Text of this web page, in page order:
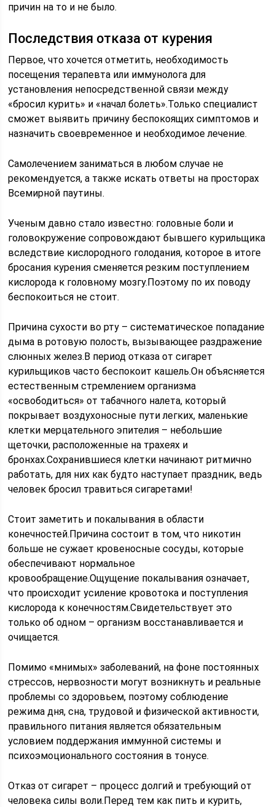
причин на то и не было.
Последствия отказа от курения
Первое, что хочется отметить, необходимость
посещения терапевта или иммунолога для
установления непосредственной связи между
«бросил курить» и «начал болеть».Только специалист
сможет выявить причину беспокоящих симптомов и
назначить своевременное и необходимое лечение.
Самолечением заниматься в любом случае не
рекомендуется, а также искать ответы на просторах
Всемирной паутины.
Ученым давно стало известно: головные боли и
головокружение сопровождают бывшего курильщика
вследствие кислородного голодания, которое в итоге
бросания курения сменяется резким поступлением
кислорода к головному мозгу.Поэтому по их поводу
беспокоиться не стоит.
Причина сухости во рту – систематическое попадание
дыма в ротовую полость, вызывающее раздражение
слюнных желез.В период отказа от сигарет
курильщиков часто беспокоит кашель.Он объясняется
естественным стремлением организма
«освободиться» от табачного налета, который
покрывает воздухоносные пути легких, маленькие
клетки мерцательного эпителия – небольшие
щеточки, расположенные на трахеях и
бронхах.Сохранившиеся клетки начинают ритмично
работать, для них как будто наступает праздник, ведь
человек бросил травиться сигаретами!
Стоит заметить и покалывания в области
конечностей.Причина состоит в том, что никотин
больше не сужает кровеносные сосуды, которые
обеспечивают нормальное
кровообращение.Ощущение покалывания означает,
что происходит усиление кровотока и поступления
кислорода к конечностям.Свидетельствует это
только об одном – организм восстанавливается и
очищается.
Помимо «мнимых» заболеваний, на фоне постоянных
стрессов, нервозности могут возникнуть и реальные
проблемы со здоровьем, поэтому соблюдение
режима дня, сна, трудовой и физической активности,
правильного питания является обязательным
условием поддержания иммунной системы и
психоэмоционального состояния в тонусе.
Отказ от сигарет – процесс долгий и требующий от
человека силы воли.Перед тем как пить и курить,